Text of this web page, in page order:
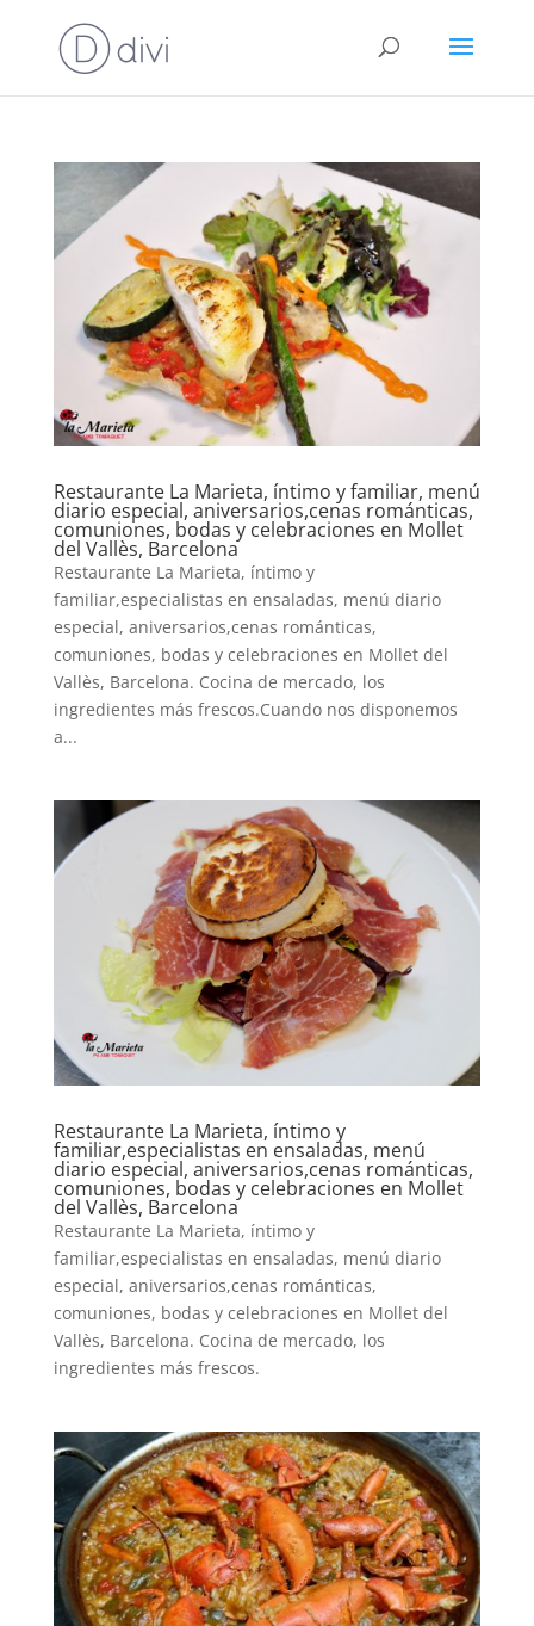
Restaurante La Marieta, íntimo y familiar, menú
diario especial, aniversarios,cenas románticas,
comuniones, bodas y celebraciones en Mollet
del Vallès, Barcelona
Restaurante La Marieta, íntimo y
familiar,especialistas en ensaladas, menú diario
especial, aniversarios,cenas románticas,
comuniones, bodas y celebraciones en Mollet del
Vallès, Barcelona. Cocina de mercado, los
ingredientes más frescos.Cuando nos disponemos
a...
Restaurante La Marieta, íntimo y
familiar,especialistas en ensaladas, menú
diario especial, aniversarios,cenas románticas,
comuniones, bodas y celebraciones en Mollet
del Vallès, Barcelona
Restaurante La Marieta, íntimo y
familiar,especialistas en ensaladas, menú diario
especial, aniversarios,cenas románticas,
comuniones, bodas y celebraciones en Mollet del
Vallès, Barcelona. Cocina de mercado, los
ingredientes más frescos.